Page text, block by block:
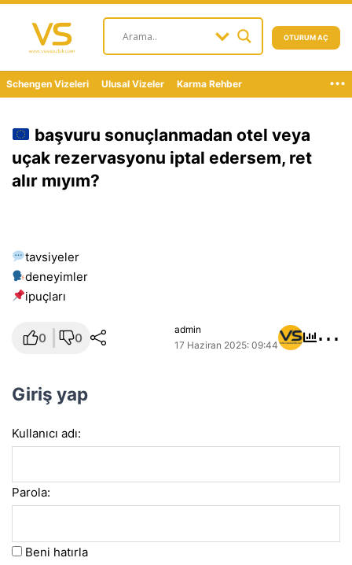
OTURUM AÇ
Schengen Vizeleri Ulusal Vizeler Karma Rehber ...
başvuru sonuçlanmadan otel veya
uçak rezervasyonu iptal edersem, ret
alır mıyım?
tavsiyeler
deneyimler
i̇puçları
0 0
admin
17 Haziran 2025: 09:44
⋯
Giriş yap
Kullanıcı adı:
Parola:
Beni hatırla